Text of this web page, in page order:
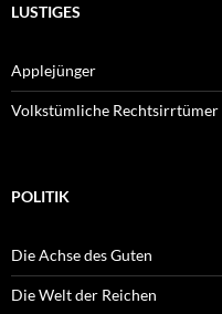
LUSTIGES
Applejünger
Volkstümliche Rechtsirrtümer
POLITIK
Die Achse des Guten
Die Welt der Reichen